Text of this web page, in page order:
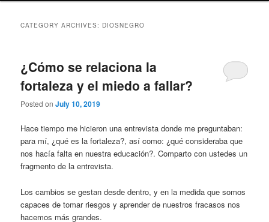
CATEGORY ARCHIVES: DIOSNEGRO
¿Cómo se relaciona la
fortaleza y el miedo a fallar?
Posted onJuly 10, 2019
Hace tiempo me hicieron una entrevista donde me preguntaban:
para mí, ¿qué es la fortaleza?, así como: ¿qué consideraba que
nos hacía falta en nuestra educación?. Comparto con ustedes un
fragmento de la entrevista.
Los cambios se gestan desde dentro, y en la medida que somos
capaces de tomar riesgos y aprender de nuestros fracasos nos
hacemos más grandes.